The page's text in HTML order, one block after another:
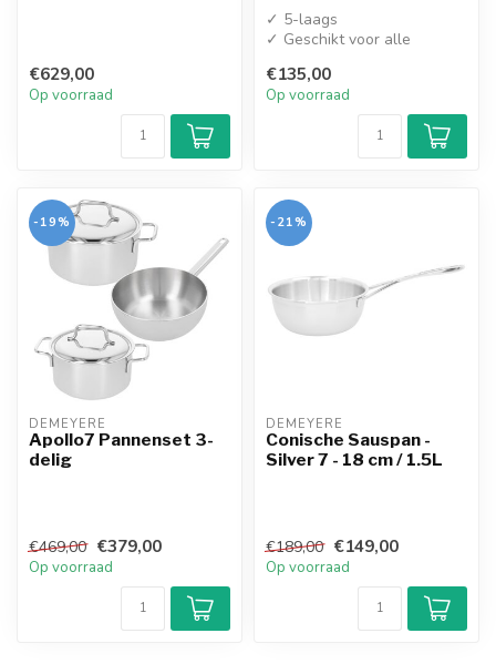
€629,00
Op voorraad
✓ 5-laags
✓ Geschikt voor alle
€135,00
Op voorraad
-19%
DEMEYERE
Apollo7 Pannenset 3-
delig
€469,00 €379,00
Op voorraad
-21%
DEMEYERE
Conische Sauspan -
Silver 7 - 18 cm / 1.5L
€189,00 €149,00
Op voorraad